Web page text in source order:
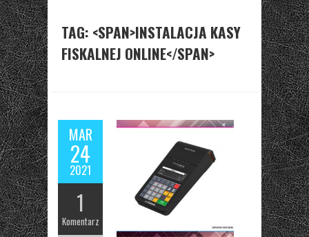
TAG: <SPAN>INSTALACJA KASY
FISKALNEJ ONLINE</SPAN>
MAR
24
2021
1
Komentarz